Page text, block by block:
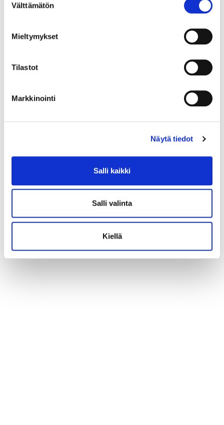
valinta
Välttämätön
Mieltymykset
Tilastot
Markkinointi
Näytä tiedot
Salli kaikki
Salli valinta
Kiellä